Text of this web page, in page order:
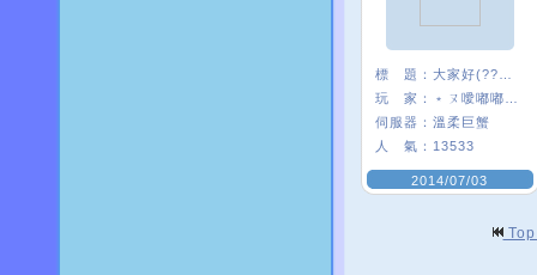
標 題：
玩 家：
伺服器： 溫柔巨蟹
人 氣： 13533
2014/07/03